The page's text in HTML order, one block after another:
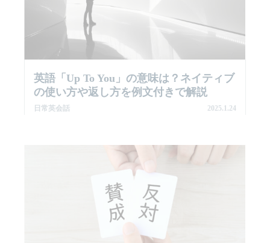
英語「up To You」の意味は？ネイティブ
の使い方や返し方を例文付きで解説
日常英会話 2025.1.24